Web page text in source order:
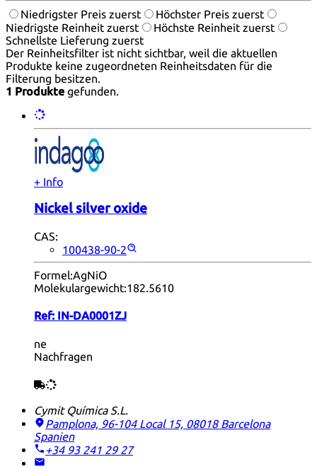
Niedrigster Preis zuerst
Höchster Preis zuerst
Niedrigste Reinheit zuerst
Höchste Reinheit zuerst
Schnellste Lieferung zuerst
Der Reinheitsfilter ist nicht sichtbar, weil die aktuellen
Produkte keine zugeordneten Reinheitsdaten für die
Filterung besitzen.
1 Produkte gefunden.
+ Info
Nickel silver oxide
CAS:
100438-90-2
Formel:AgNiO
Molekulargewicht:182.5610
Ref: IN-DA0001ZJ
ne
Nachfragen
Cymit Química S.L.
Pamplona, 96-104 Local 15, 08018 Barcelona
Spanien
+34 93 241 29 27